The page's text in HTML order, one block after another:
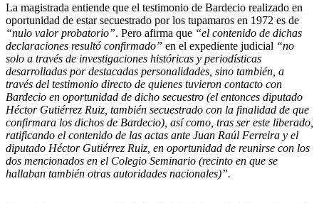
La magistrada entiende que el testimonio de Bardecio realizado en
oportunidad de estar secuestrado por los tupamaros en 1972 es de
“nulo valor probatorio”. Pero afirma que “el contenido de dichas
declaraciones resultó confirmado” en el expediente judicial “no
solo a través de investigaciones históricas y periodísticas
desarrolladas por destacadas personalidades, sino también, a
través del testimonio directo de quienes tuvieron contacto con
Bardecio en oportunidad de dicho secuestro (el entonces diputado
Héctor Gutiérrez Ruiz, también secuestrado con la finalidad de que
confirmara los dichos de Bardecio), así como, tras ser este liberado,
ratificando el contenido de las actas ante Juan Raúl Ferreira y el
diputado Héctor Gutiérrez Ruiz, en oportunidad de reunirse con los
dos mencionados en el Colegio Seminario (recinto en que se
hallaban también otras autoridades nacionales)”.